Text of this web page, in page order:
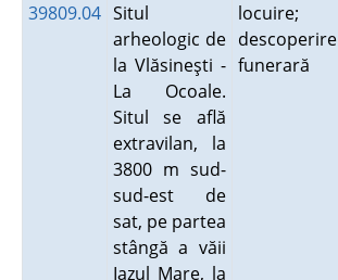
39809.04 Situl
arheologic de
la Vlăsineşti -
La Ocoale.
Situl se află
extravilan, la
3800 m sud-
sud-est de
sat, pe partea
stângă a văii
Iazul Mare, la
locuire;
descoperire
funerară